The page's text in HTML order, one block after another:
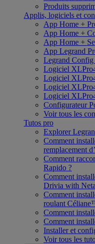
Produits
Applis, logiciels et
App Home +
App Home +
App Home +
App Legrand
Legrand Config
Logiciel
Logiciel
Logiciel
Logiciel
Configurateur
Voir tous les
Tutos pro
Explorer
Comment
remplacement
Comment
Rapido ?
Comment
Drivia with
Comment
roulant
Comment
Comment
Installer et
Voir tous les